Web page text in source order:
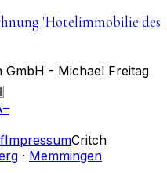
'Hotelimmobilie des
GmbH - Michael Freitag
ImpressumCritch
· Memmingen